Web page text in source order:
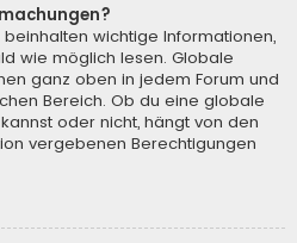
wichtige Informationen,
wie möglich lesen. Globale
ganz oben in jedem Forum und
Bereich. Ob du eine globale
oder nicht, hängt von den
vergebenen Berechtigungen